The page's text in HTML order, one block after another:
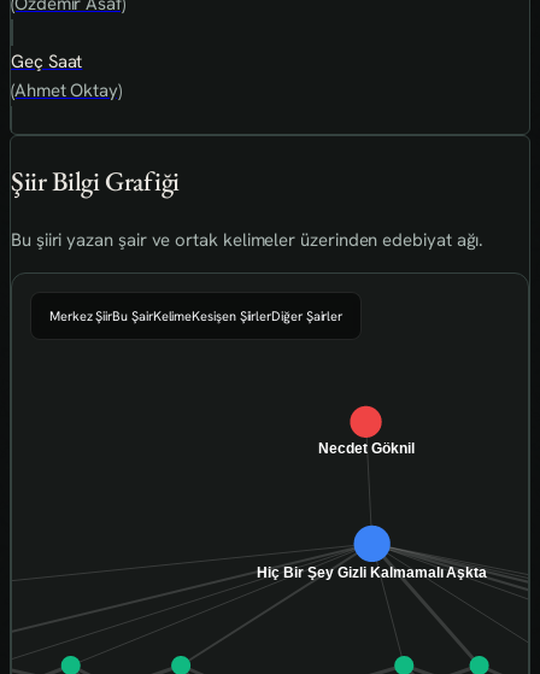
Geç Saat
(Ahmet Oktay)
Şiir Bilgi Grafiği
Bu şiiri yazan şair ve ortak kelimeler üzerinden edebiyat ağı.
Merkez ŞiirBu ŞairKelimeKesişen ŞiirlerDiğer Şairler